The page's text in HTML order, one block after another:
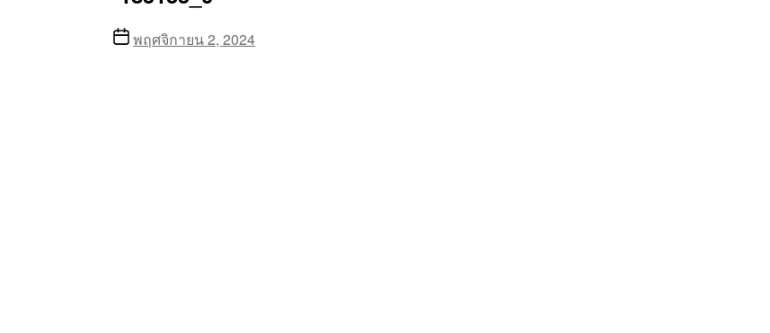
Postพฤศจิกายน 2, 2024